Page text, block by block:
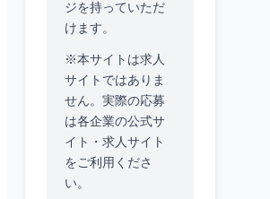
ジを持っていただ
けます。
※本サイトは求人
サイトではありま
せん。実際の応募
は各企業の公式サ
イト・求人サイト
をご利用くださ
い。